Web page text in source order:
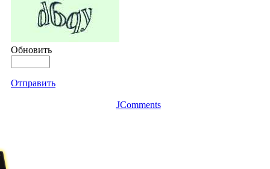
Обновить
Отправить
JComments